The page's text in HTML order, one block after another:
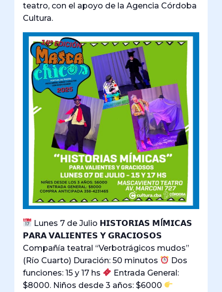
teatro, con el apoyo de la Agencia Córdoba
Cultura.
Lunes 7 de Julio 𝗛𝗜𝗦𝗧𝗢𝗥𝗜𝗔𝗦 𝗠Í 𝗠𝗜𝗖𝗔𝗦
𝗣𝗔𝗥𝗔 𝗩𝗔𝗟𝗜𝗘𝗡𝗧𝗘𝗦 𝗬 𝗚𝗥𝗔𝗖𝗜𝗢𝗦𝗢𝗦
Compañía teatral “Verbotrágicos mudos”
(Río Cuarto) Duración: 50 minutos
Dos
funciones: 15 y 17 hs
Entrada General:
$8000. Niños desde 3 años: $6000